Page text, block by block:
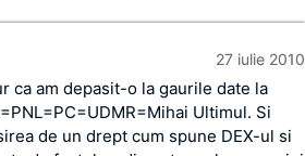
27 iulie 2010
ca am depasit-o la gaurile date la
Ultimul. Si
de un drept cum spune DEX-ul si